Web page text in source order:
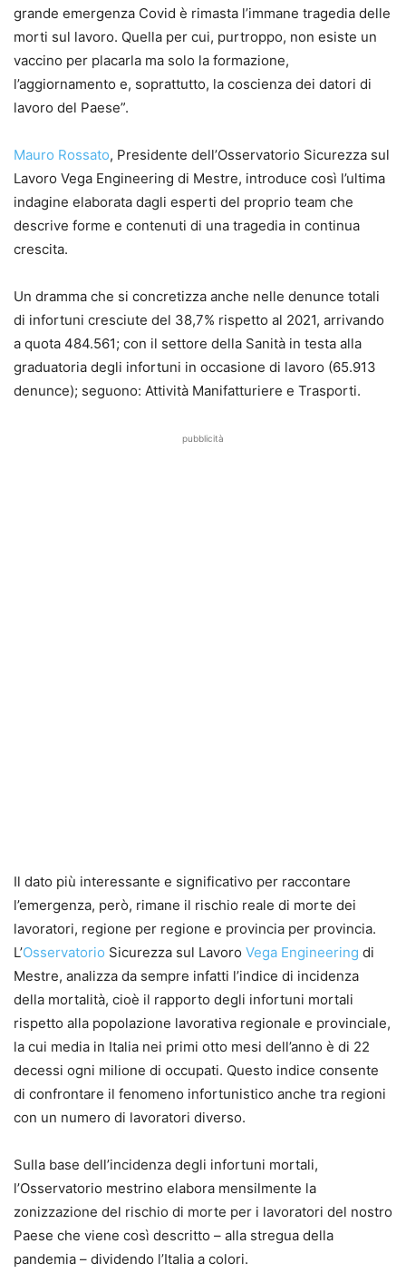
grande emergenza Covid è rimasta l’immane tragedia delle
morti sul lavoro. Quella per cui, purtroppo, non esiste un
vaccino per placarla ma solo la formazione,
l’aggiornamento e, soprattutto, la coscienza dei datori di
lavoro del Paese”.
Mauro Rossato, Presidente dell’Osservatorio Sicurezza sul
Lavoro Vega Engineering di Mestre, introduce così l’ultima
indagine elaborata dagli esperti del proprio team che
descrive forme e contenuti di una tragedia in continua
crescita.
Un dramma che si concretizza anche nelle denunce totali
di infortuni cresciute del 38,7% rispetto al 2021, arrivando
a quota 484.561; con il settore della Sanità in testa alla
graduatoria degli infortuni in occasione di lavoro (65.913
denunce); seguono: Attività Manifatturiere e Trasporti.
pubblicità
Il dato più interessante e significativo per raccontare
l’emergenza, però, rimane il rischio reale di morte dei
lavoratori, regione per regione e provincia per provincia.
L’Osservatorio Sicurezza sul Lavoro Vega Engineering di
Mestre, analizza da sempre infatti l’indice di incidenza
della mortalità, cioè il rapporto degli infortuni mortali
rispetto alla popolazione lavorativa regionale e provinciale,
la cui media in Italia nei primi otto mesi dell’anno è di 22
decessi ogni milione di occupati. Questo indice consente
di confrontare il fenomeno infortunistico anche tra regioni
con un numero di lavoratori diverso.
Sulla base dell’incidenza degli infortuni mortali,
l’Osservatorio mestrino elabora mensilmente la
zonizzazione del rischio di morte per i lavoratori del nostro
Paese che viene così descritto – alla stregua della
pandemia – dividendo l’Italia a colori.